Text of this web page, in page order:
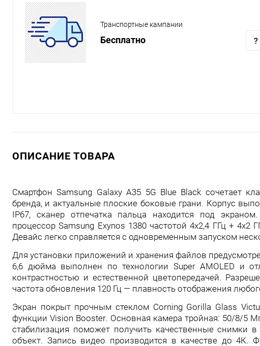
Транспортные кампании
Бесплатно
ОПИСАНИЕ ТОВАРА
Смартфон Samsung Galaxy A35 5G Blue Black сочетает
бренда, и актуальные плоские боковые грани. Корпус
IP67, сканер отпечатка пальца находится под
процессор Samsung Exynos 1380 частотой 4x2,4 ГГц +
Девайс легко справляется с одновременным запуском
Для установки приложений и хранения файлов
6,6 дюйма выполнен по технологии Super AMOLED и
контрастностью и естественной цветопередачей.
частота обновления 120 Гц — плавность отображения
Экран покрыт прочным стеклом Corning Gorilla Glass
функции Vision Booster. Основная камера тройная: 50/8/5
стабилизация поможет получить качественные снимки
объект. Запись видео производится в качестве до 4К.